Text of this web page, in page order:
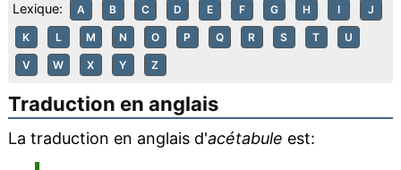
Lexique: A B C D E F G H I J
K L M N O P Q R S T U
V W X Y Z
Traduction en anglais
La traduction en anglais d'acétabule est: